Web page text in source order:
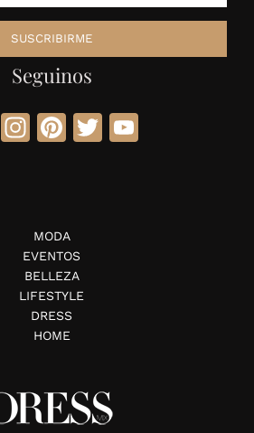
Seguinos
Facebook
Instagram
Pinterest
Twitter
MODA
EVENTOS
BELLEZA
LIFESTYLE
DRESS
HOME